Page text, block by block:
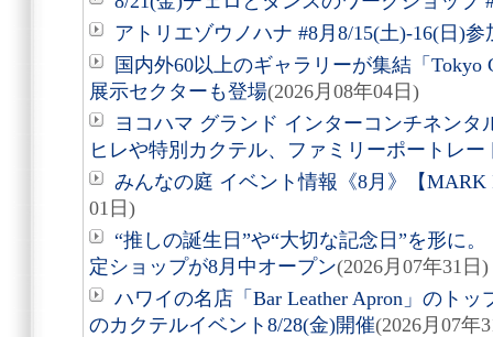
アトリエゾウノハナ #8月8/15(土)-16(日)参
国内外60以上のギャラリーが集結「Tokyo
展示セクターも登場(2026月08年04日)
ヨコハマ グランド インターコンチネンタ
ヒレや特別カクテル、ファミリーポートレー
みんなの庭 イベント情報《8月》【MARK
01日)
“推しの誕生日”や“大切な記念日”を形に。
定ショップが8月中オープン(2026月07年31日)
ハワイの名店「Bar Leather Apron」のト
のカクテルイベント8/28(金)開催(2026月07年